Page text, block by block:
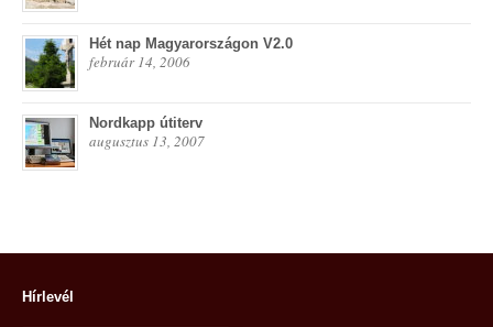
Hét nap Magyarországon V2.0
február 14, 2006
Nordkapp útiterv
augusztus 13, 2007
Hírlevél